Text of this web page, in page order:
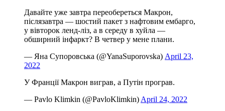
Давайте уже завтра переобереться Макрон,
післязавтра — шостий пакет з нафтовим ембарго,
у вівторок ленд-ліз, а в середу в хуйла —
обширний інфаркт? В четвер у мене плани.
— Яна Супоровська (@YanaSuporovska) April 23,
2022
У Франції Макрон виграв, а Путін програв.
— Pavlo Klimkin (@PavloKlimkin) April 24, 2022